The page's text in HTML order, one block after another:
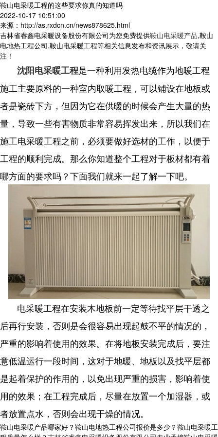
鞍山电采暖工程的这些要求你真的知道吗
2022-10-17 10:51:00
来源：http://as.rxdcn.cn/news878625.html
吉林省睿鑫电采暖设备股份有限公司为您免费提供鞍山电采暖产品,鞍山
电地热工程公司,鞍山电采暖工程等相关信息发布和资讯展示，敬请关
注！
沈阳电采暖工程是一种利用发热电缆作为地暖工程
施工主要原料的一种室内取暖工程，可以铺设在地板或
者是瓷砖下方，但因为它在供暖的时候会产生大量的热
量，导致一些有害物质非常容易挥发出来，所以我们在
施工电采暖工程之前，必须要做好选材的工作，以便于
工程的顺利完成。那么你知道整个工程对于板材都有着
哪方面的要求吗？下面我们就来一起了解一下吧。
电采暖工程在安装木地板前一定等待找平层干透之
后再行安装，否则是会很容易出现起鼓不平的情况的，
严重的影响着使用的效果。在将地板安装完成后，要注
意低温运行一段时间，这对于地暖、地板以及找平层都
是起着保护的作用的，以免出现严重的损害，影响着使
用的效果；在工程完成后，尽量在放置一个加湿器，或
者放置点水，否则会出现干燥的情况。
鞍山电采暖产品哪家好？鞍山电地热工程公司报价是多少？鞍山电采暖工